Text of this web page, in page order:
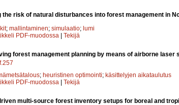
the risk of natural disturbances into forest management in
; mallintaminen; simulaatio; lumi
PDF-muodossa | Tekijä
forest management planning by means of airborne
; heuristinen optimointi; käsittelyjen aikataulutus
PDF-muodossa | Tekijä
multi-source forest inventory setups for boreal and